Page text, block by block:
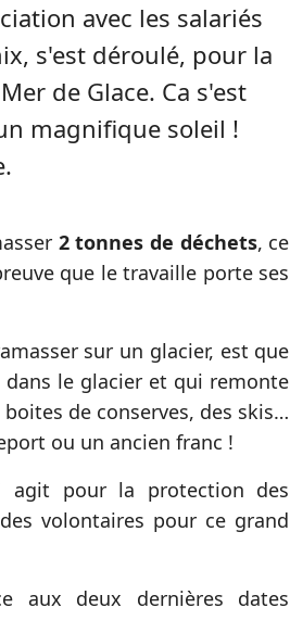
avec les salariés
s'est déroulé, pour la
de Glace. Ca s'est
magnifique soleil !
2 tonnes de déchets, ce
que le travaille porte ses
sur un glacier, est que
le glacier et qui remonte
de conserves, des skis…
ou un ancien franc !
agit pour la protection des
volontaires pour ce grand
aux deux dernières dates